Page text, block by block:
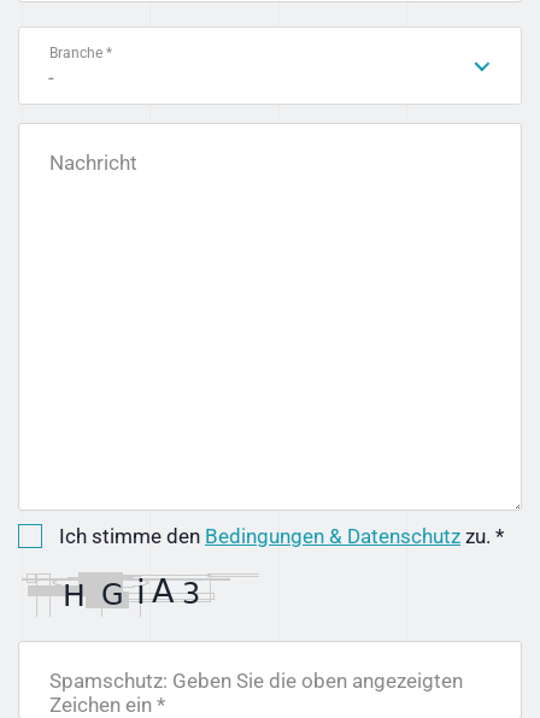
Branche *
-
Nachricht
Ich stimme den Bedingungen & Datenschutz zu. *
Spamschutz: Geben Sie die oben angezeigten
Zeichen ein *